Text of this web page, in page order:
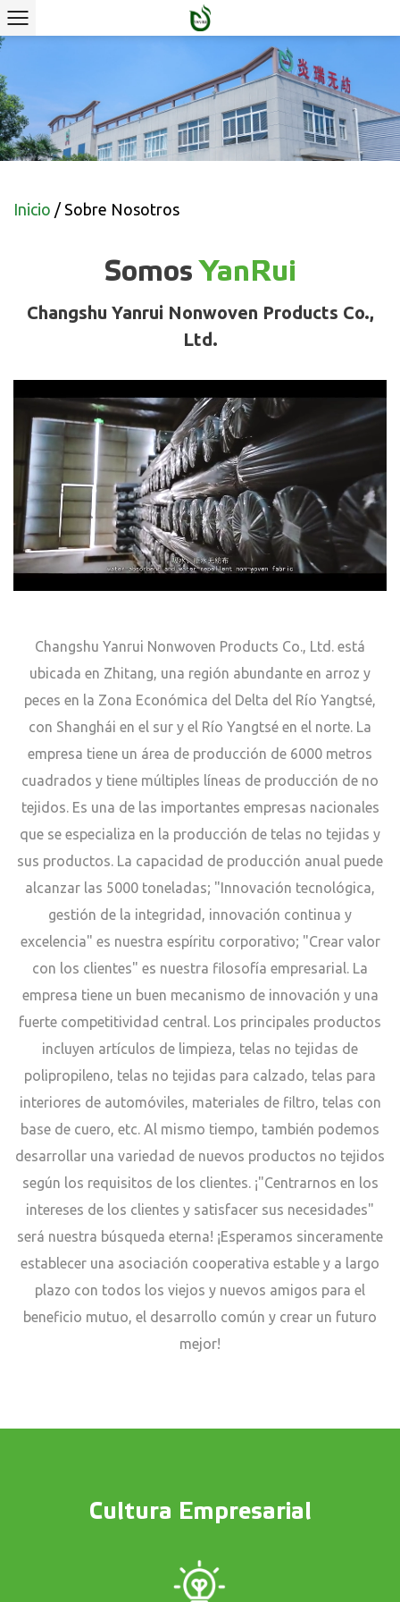
Inicio / Sobre Nosotros
SomosYanRui
Changshu Yanrui Nonwoven Products Co.,
Ltd.
Changshu Yanrui Nonwoven Products Co., Ltd. está
ubicada en Zhitang, una región abundante en arroz y
peces en la Zona Económica del Delta del Río Yangtsé,
con Shanghái en el sur y el Río Yangtsé en el norte. La
empresa tiene un área de producción de 6000 metros
cuadrados y tiene múltiples líneas de producción de no
tejidos. Es una de las importantes empresas nacionales
que se especializa en la producción de telas no tejidas y
sus productos. La capacidad de producción anual puede
alcanzar las 5000 toneladas; "Innovación tecnológica,
gestión de la integridad, innovación continua y
excelencia" es nuestra espíritu corporativo; "Crear valor
con los clientes" es nuestra filosofía empresarial. La
empresa tiene un buen mecanismo de innovación y una
fuerte competitividad central. Los principales productos
incluyen artículos de limpieza, telas no tejidas de
polipropileno, telas no tejidas para calzado, telas para
interiores de automóviles, materiales de filtro, telas con
base de cuero, etc. Al mismo tiempo, también podemos
desarrollar una variedad de nuevos productos no tejidos
según los requisitos de los clientes. ¡"Centrarnos en los
intereses de los clientes y satisfacer sus necesidades"
será nuestra búsqueda eterna! ¡Esperamos sinceramente
establecer una asociación cooperativa estable y a largo
plazo con todos los viejos y nuevos amigos para el
beneficio mutuo, el desarrollo común y crear un futuro
mejor!
Cultura Empresarial